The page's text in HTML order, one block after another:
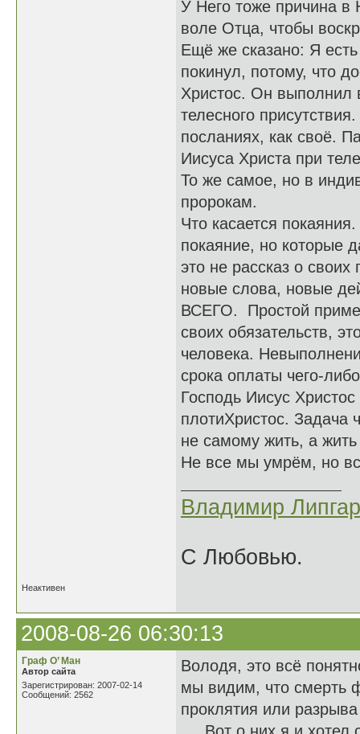
У Него тоже причина
воле Отца, чтобы
Ещё же сказано: Я
покинул, потому, что
Христос. Он выполнил
телесного
посланиях, как своё.
Иисуса Христа при
То же самое, но в
пророкам.
Что касается
покаяние, но которые
это не рассказ о
новые слова, новые
ВСЕГО. Простой
своих обязательств,
человека.
срока оплаты чего-
Господь Иисус
плотиХристос. Задача
не самому жить, а
Не все мы умрём, но
Владимир
С Любовью.
Неактивен
2008-08-26 06:30:13
Граф О’ Ман
Автор сайта
Зарегистрирован: 2007-02-14
Сообщений: 2562
Володя, это всё
мы видим, что смерть
проклятия или